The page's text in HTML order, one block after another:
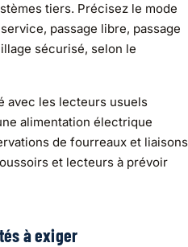
tiers. Précisez le mode
passage libre, passage
sécurisé, selon le
avec les lecteurs usuels
alimentation électrique
de fourreaux et liaisons
et lecteurs à prévoir
à exiger